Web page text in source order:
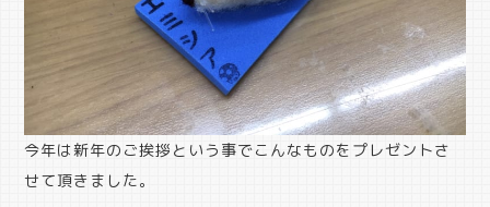
今年は新年のご挨拶という事でこんなものをプレゼントさ
せて頂きました。